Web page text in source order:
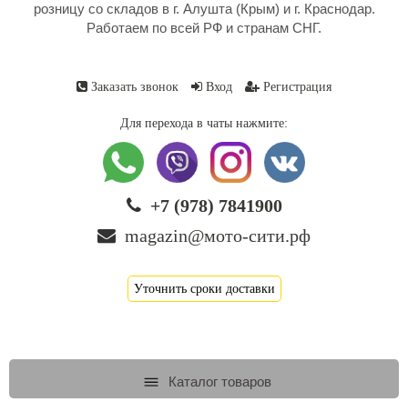
розницу со складов в г. Алушта (Крым) и г. Краснодар.
Работаем по всей РФ и странам СНГ.
Заказать звонок Вход Регистрация
Для перехода в чаты нажмите:
+7 (978) 7841900
magazin@мото-сити.рф
Уточнить сроки доставки
Каталог товаров